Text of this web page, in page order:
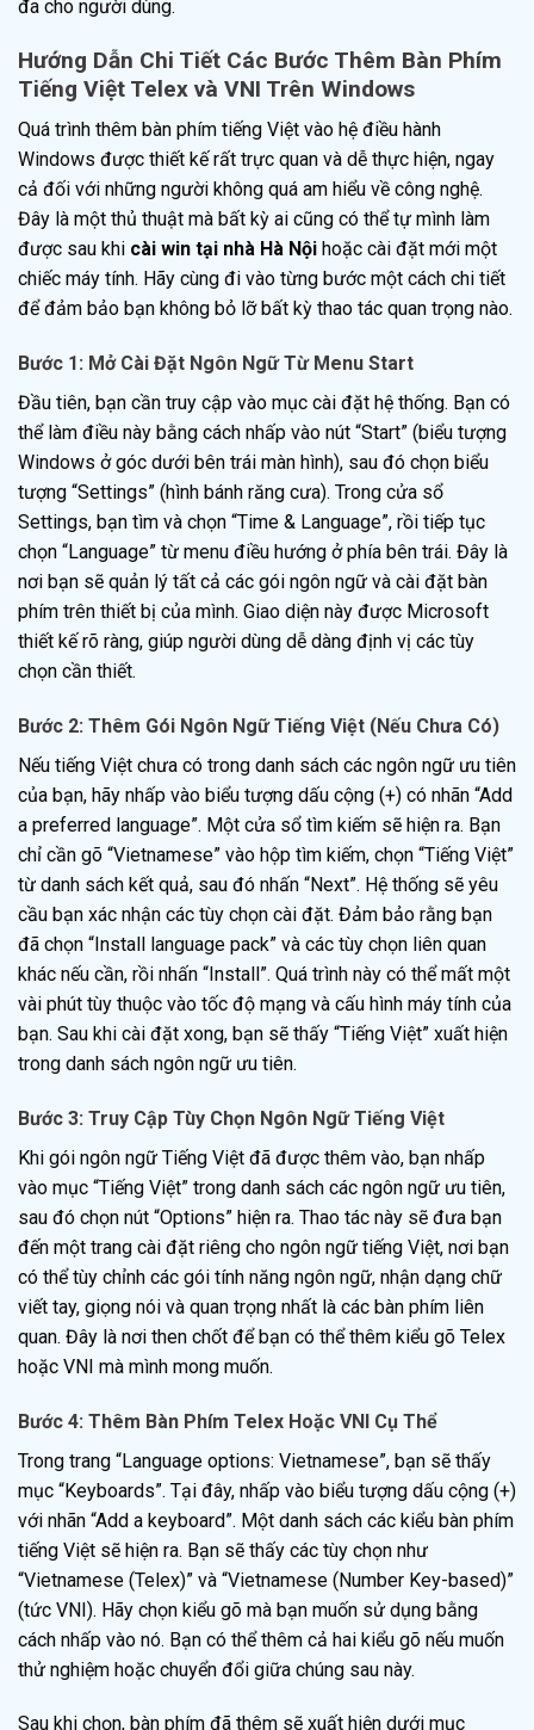
đa cho người dùng.
Hướng Dẫn Chi Tiết Các Bước Thêm Bàn Phím
Tiếng Việt Telex và VNI Trên Windows
Quá trình thêm bàn phím tiếng Việt vào hệ điều hành
Windows được thiết kế rất trực quan và dễ thực hiện, ngay
cả đối với những người không quá am hiểu về công nghệ.
Đây là một thủ thuật mà bất kỳ ai cũng có thể tự mình làm
được sau khi cài win tại nhà Hà Nội hoặc cài đặt mới một
chiếc máy tính. Hãy cùng đi vào từng bước một cách chi tiết
để đảm bảo bạn không bỏ lỡ bất kỳ thao tác quan trọng nào.
Bước 1: Mở Cài Đặt Ngôn Ngữ Từ Menu Start
Đầu tiên, bạn cần truy cập vào mục cài đặt hệ thống. Bạn có
thể làm điều này bằng cách nhấp vào nút “Start” (biểu tượng
Windows ở góc dưới bên trái màn hình), sau đó chọn biểu
tượng “Settings” (hình bánh răng cưa). Trong cửa sổ
Settings, bạn tìm và chọn “Time & Language”, rồi tiếp tục
chọn “Language” từ menu điều hướng ở phía bên trái. Đây là
nơi bạn sẽ quản lý tất cả các gói ngôn ngữ và cài đặt bàn
phím trên thiết bị của mình. Giao diện này được Microsoft
thiết kế rõ ràng, giúp người dùng dễ dàng định vị các tùy
chọn cần thiết.
Bước 2: Thêm Gói Ngôn Ngữ Tiếng Việt (Nếu Chưa Có)
Nếu tiếng Việt chưa có trong danh sách các ngôn ngữ ưu tiên
của bạn, hãy nhấp vào biểu tượng dấu cộng (+) có nhãn “Add
a preferred language”. Một cửa sổ tìm kiếm sẽ hiện ra. Bạn
chỉ cần gõ “Vietnamese” vào hộp tìm kiếm, chọn “Tiếng Việt”
từ danh sách kết quả, sau đó nhấn “Next”. Hệ thống sẽ yêu
cầu bạn xác nhận các tùy chọn cài đặt. Đảm bảo rằng bạn
đã chọn “Install language pack” và các tùy chọn liên quan
khác nếu cần, rồi nhấn “Install”. Quá trình này có thể mất một
vài phút tùy thuộc vào tốc độ mạng và cấu hình máy tính của
bạn. Sau khi cài đặt xong, bạn sẽ thấy “Tiếng Việt” xuất hiện
trong danh sách ngôn ngữ ưu tiên.
Bước 3: Truy Cập Tùy Chọn Ngôn Ngữ Tiếng Việt
Khi gói ngôn ngữ Tiếng Việt đã được thêm vào, bạn nhấp
vào mục “Tiếng Việt” trong danh sách các ngôn ngữ ưu tiên,
sau đó chọn nút “Options” hiện ra. Thao tác này sẽ đưa bạn
đến một trang cài đặt riêng cho ngôn ngữ tiếng Việt, nơi bạn
có thể tùy chỉnh các gói tính năng ngôn ngữ, nhận dạng chữ
viết tay, giọng nói và quan trọng nhất là các bàn phím liên
quan. Đây là nơi then chốt để bạn có thể thêm kiểu gõ Telex
hoặc VNI mà mình mong muốn.
Bước 4: Thêm Bàn Phím Telex Hoặc VNI Cụ Thể
Trong trang “Language options: Vietnamese”, bạn sẽ thấy
mục “Keyboards”. Tại đây, nhấp vào biểu tượng dấu cộng (+)
với nhãn “Add a keyboard”. Một danh sách các kiểu bàn phím
tiếng Việt sẽ hiện ra. Bạn sẽ thấy các tùy chọn như
“Vietnamese (Telex)” và “Vietnamese (Number Key-based)”
(tức VNI). Hãy chọn kiểu gõ mà bạn muốn sử dụng bằng
cách nhấp vào nó. Bạn có thể thêm cả hai kiểu gõ nếu muốn
thử nghiệm hoặc chuyển đổi giữa chúng sau này.
Sau khi chọn, bàn phím đã thêm sẽ xuất hiện dưới mục